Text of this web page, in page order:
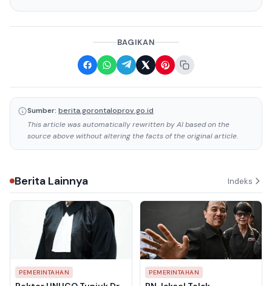
BAGIKAN
Sumber: berita.gorontaloprov.go.id
This article was automatically rewritten by AI based on the
source above without altering the facts of the original article.
Berita Lainnya Indeks
PEMERINTAHAN PEMERINTAHAN